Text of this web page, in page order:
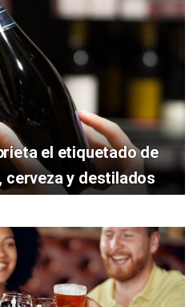
el etiquetado de
cerveza y destilados